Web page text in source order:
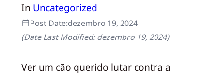
In Uncategorized
Post Date:dezembro 19, 2024
(Date Last Modified:dezembro 19, 2024)
Ver um cão querido lutar contra a